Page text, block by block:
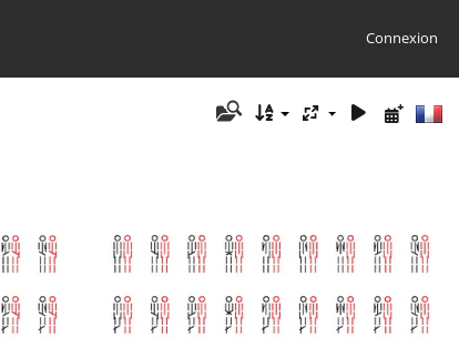
Connexion